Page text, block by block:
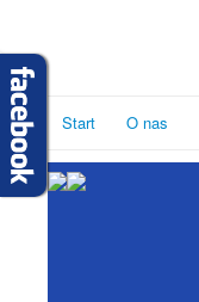
Start O nas